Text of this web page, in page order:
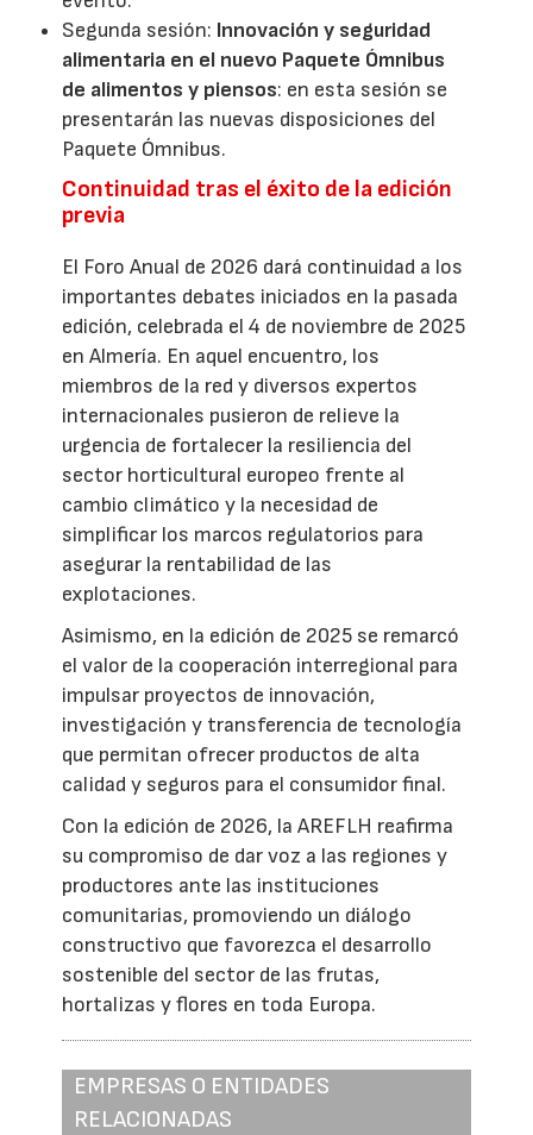
Segunda sesión: Innovación y seguridad
alimentaria en el nuevo Paquete Ómnibus
de alimentos y piensos: en esta sesión se
presentarán las nuevas disposiciones del
Paquete Ómnibus.
Continuidad tras el éxito de la edición
previa
El Foro Anual de 2026 dará continuidad a los
importantes debates iniciados en la pasada
edición, celebrada el 4 de noviembre de 2025
en Almería. En aquel encuentro, los
miembros de la red y diversos expertos
internacionales pusieron de relieve la
urgencia de fortalecer la resiliencia del
sector horticultural europeo frente al
cambio climático y la necesidad de
simplificar los marcos regulatorios para
asegurar la rentabilidad de las
explotaciones.
Asimismo, en la edición de 2025 se remarcó
el valor de la cooperación interregional para
impulsar proyectos de innovación,
investigación y transferencia de tecnología
que permitan ofrecer productos de alta
calidad y seguros para el consumidor final.
Con la edición de 2026, la AREFLH reafirma
su compromiso de dar voz a las regiones y
productores ante las instituciones
comunitarias, promoviendo un diálogo
constructivo que favorezca el desarrollo
sostenible del sector de las frutas,
hortalizas y flores en toda Europa.
EMPRESAS O ENTIDADES
RELACIONADAS